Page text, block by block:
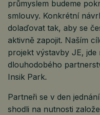
průmyslem budeme
smlouvy. Konkrétní
dolaďovat tak, aby se
aktivně zapojit. Naším
projekt výstavby JE,
dlouhodobého
Insik Park.
Partneři se v den
shodli na nutnosti